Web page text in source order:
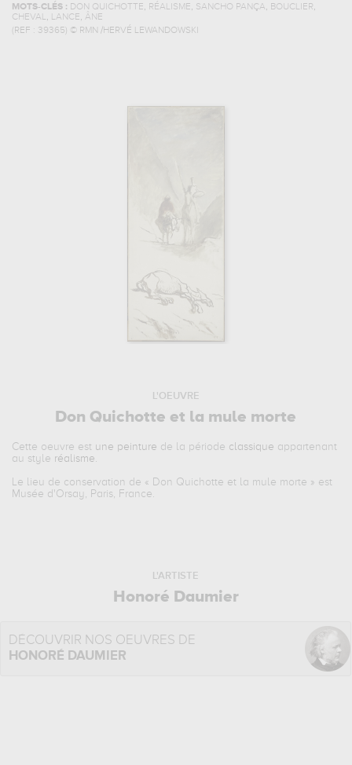
MOTS-CLÉS : DON QUICHOTTE, RÉALISME, SANCHO PANÇA, BOUCLIER,
CHEVAL, LANCE, ÂNE
(REF : 39365) © RMN /HERVÉ LEWANDOWSKI
L'OEUVRE
Don Quichotte et la mule morte
Cette oeuvre est une peinture de la période classique appartenant
au style réalisme.
Le lieu de conservation de « Don Quichotte et la mule morte » est
Musée d'Orsay, Paris, France.
L'ARTISTE
Honoré Daumier
DÉCOUVRIR NOS OEUVRES DE
HONORÉ DAUMIER